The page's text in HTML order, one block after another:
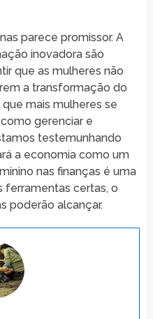
parece promissor. A
inovadora são
que as mulheres não
a transformação do
mais mulheres se
gerenciar e
testemunhando
a economia como um
nas finanças é uma
ferramentas certas, o
poderão alcançar.